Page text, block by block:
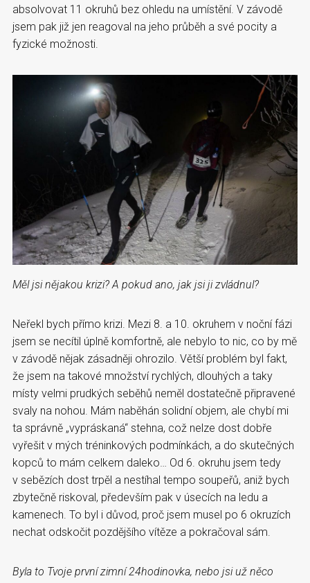
absolvovat 11 okruhů bez ohledu na umístění. V závodě
jsem pak již jen reagoval na jeho průběh a své pocity a
fyzické možnosti.
Měl jsi nějakou krizi? A pokud ano, jak jsi ji zvládnul?
Neřekl bych přímo krizi. Mezi 8. a 10. okruhem v noční fázi
jsem se necítil úplně komfortně, ale nebylo to nic, co by mě
v závodě nějak zásadněji ohrozilo. Větší problém byl fakt,
že jsem na takové množství rychlých, dlouhých a taky
místy velmi prudkých seběhů neměl dostatečně připravené
svaly na nohou. Mám naběhán solidní objem, ale chybí mi
ta správně „vypráskaná“ stehna, což nelze dost dobře
vyřešit v mých tréninkových podmínkách, a do skutečných
kopců to mám celkem daleko… Od 6. okruhu jsem tedy
v sebězích dost trpěl a nestíhal tempo soupeřů, aniž bych
zbytečně riskoval, především pak v úsecích na ledu a
kamenech. To byl i důvod, proč jsem musel po 6 okruzích
nechat odskočit pozdějšího vítěze a pokračoval sám.
Byla to Tvoje první zimní 24hodinovka, nebo jsi už něco